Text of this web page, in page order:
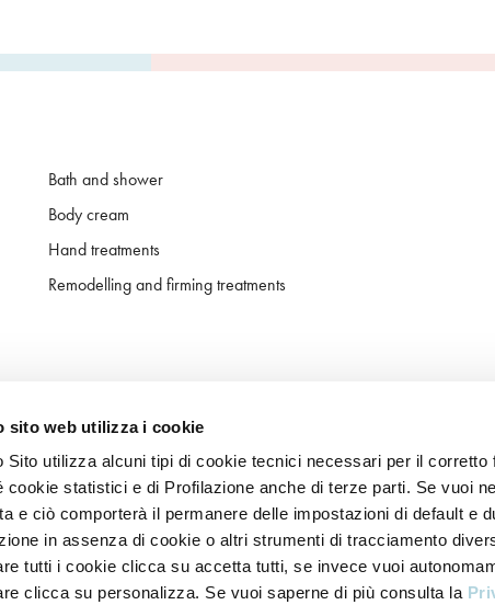
sito web utilizza i cookie
Sito utilizza alcuni tipi di cookie tecnici necessari per il corretto
cookie statistici e di Profilazione anche di terze parti. Se vuoi
e ciò comporterà il permanere delle impostazioni di default e
in assenza di cookie o altri strumenti di tracciamento
tutti i cookie clicca su accetta tutti, se invece vuoi
clicca su personalizza. Se vuoi saperne di più consulta la
Bath and shower
Body cream
Hand treatments
Remodelling and firming treatments